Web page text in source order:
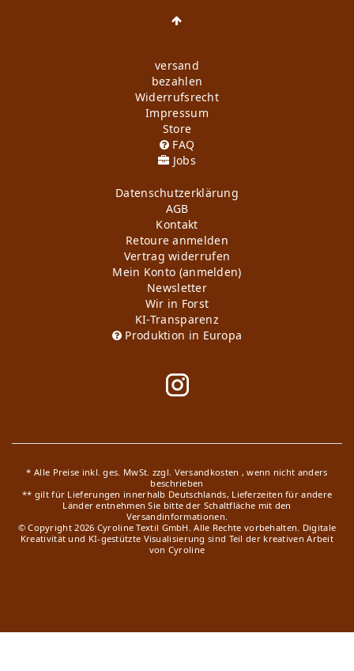
versand
bezahlen
Widerrufs­recht
Impressum
Store
FAQ
Jobs
Daten­schutz­erklärung
AGB
Kontakt
Retoure anmelden
Vertrag widerrufen
Mein Konto (anmelden)
Newsletter
Wir in Forst
KI-Transparenz
Produktion in Europa
* Alle Preise inkl. ges. MwSt. zzgl. Versandkosten , wenn nicht anders
beschrieben
** gilt für Lieferungen innerhalb Deutschlands, Lieferzeiten für andere
Länder entnehmen Sie bitte der Schaltfläche mit den
Versandinformationen.
© Copyright 2026 Cyroline Textil GmbH. Alle Rechte vorbehalten. Digitale
Kreativität und KI-gestützte Visualisierung sind Teil der kreativen Arbeit
von Cyroline